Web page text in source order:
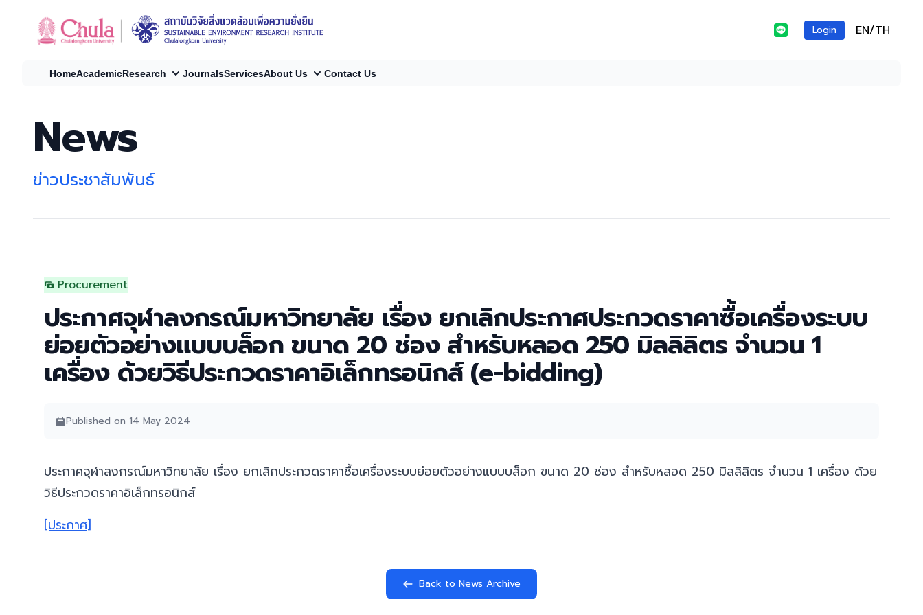
Login EN/TH
HomeAcademicResearch JournalsServicesAbout Us Contact Us
News
ข่าวประชาสัมพันธ์
Procurement
ประกาศจุฬาลงกรณ์มหาวิทยาลัย เรื่อง ยกเลิกประกาศประกวดราคาซื้อเครื่องระบบ
ย่อยตัวอย่างแบบบล็อก ขนาด 20 ช่อง สำหรับหลอด 250 มิลลิลิตร จำนวน 1
เครื่อง ด้วยวิธีประกวดราคาอิเล็กทรอนิกส์ (e-bidding)
Published on 14 May 2024
ประกาศจุฬาลงกรณ์มหาวิทยาลัย เรื่อง ยกเลิกประกวดราคาซื้อเครื่องระบบย่อยตัวอย่างแบบบล็อก ขนาด 20 ช่อง สำหรับหลอด 250 มิลลิลิตร จำนวน 1 เครื่อง ด้วย
วิธีประกวดราคาอิเล็กทรอนิกส์
[ประกาศ]
Back to News Archive